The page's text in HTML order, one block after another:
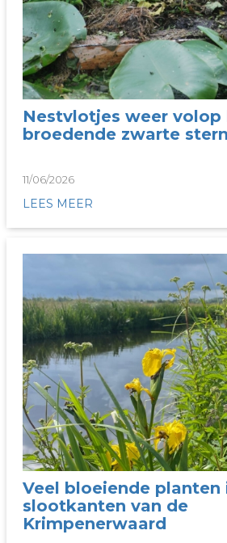
Nestvlotjes weer
broedende zwarte
11/06/2026
LEES MEER
Veel bloeiende planten
slootkanten van de
Krimpenerwaard